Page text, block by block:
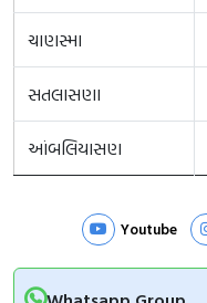
ચાણસ્મા
સતલાસણા
આંબલિયાસણ
Youtube